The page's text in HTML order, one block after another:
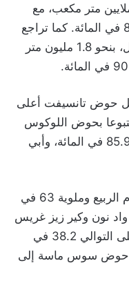
يومي، بعدما فقد نحو 5.8 ملايين متر مكعب، مع
احتفاظه بمعدل ملء مرتفع بلغ 86.2 في المائة. كما تراجع
مخزون سد بين الويدان، بإقليم أزيلال، بنحو 1.8 مليون متر
حوض تانسيفت أعلى
في المائة، متبوعا بحوض اللوكوس
بنسبة 87 في المائة، ثم سبو بنسبة 85.9 في المائة، وأبي
كما تجاوز معدل الملء في حوضي أم الربيع وملوية 63 في
نون وكير زيز غريس
ضمن الأكثر هشاشة، بنسب بلغت على التوالي 38.2 في
وصل حوض سوس ماسة إلى